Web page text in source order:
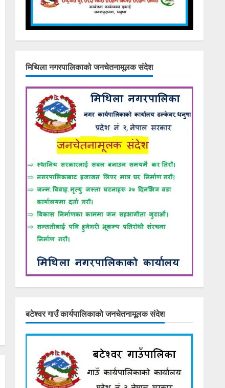
मिथिला नगरपालिकाको जनचेतनामूलक संदेश
बटेश्वर गाउँ कार्यपालिकाको जनचेतनामूलक संदेश